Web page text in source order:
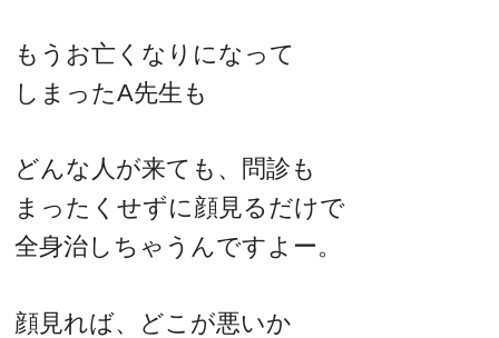
もうお亡くなりになって
しまったA先生も
どんな人が来ても、問診も
まったくせずに顔見るだけで
全身治しちゃうんですよー。
顔見れば、どこが悪いか